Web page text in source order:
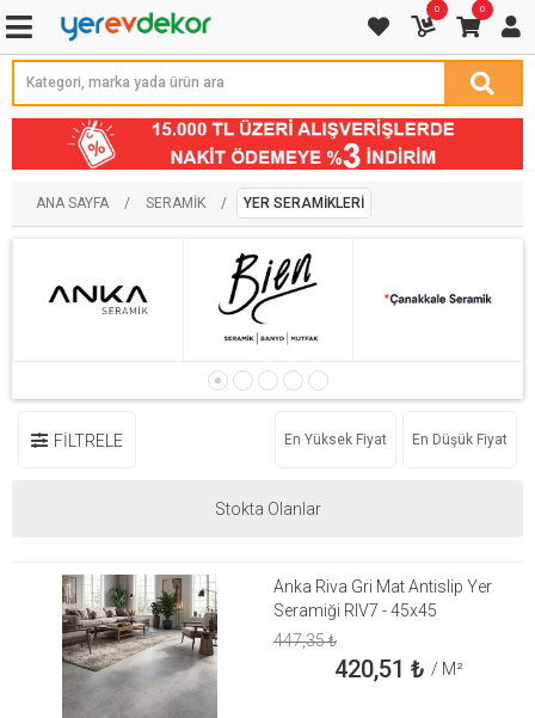
0 0
ANA SAYFA / SERAMIK / YER SERAMIKLERI
FİLTRELE En Yüksek Fiyat En Düşük Fiyat
Stokta Olanlar
Anka Riva Gri Mat Antislip Yer
Seramiği RIV7 - 45x45
447,35₺
420,51 ₺ / M²